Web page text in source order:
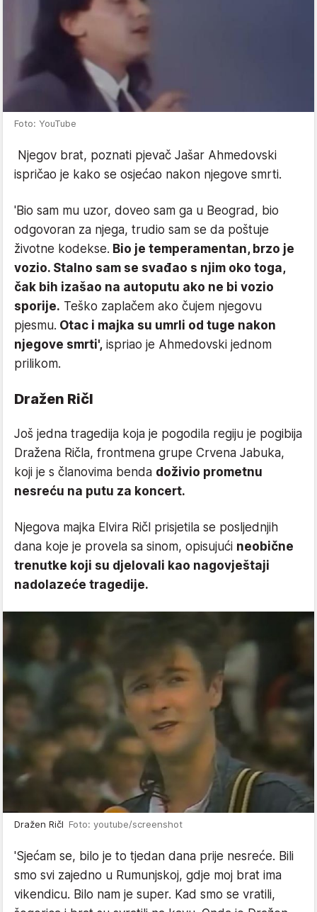
Foto: YouTube
Njegov brat, poznati pjevač Jašar Ahmedovski
ispričao je kako se osjećao nakon njegove smrti.
'Bio sam mu uzor, doveo sam ga u Beograd, bio
odgovoran za njega, trudio sam se da poštuje
životne kodekse. Bio je temperamentan, brzo je
vozio. Stalno sam se svađao s njim oko toga,
čak bih izašao na autoputu ako ne bi vozio
sporije. Teško zaplačem ako čujem njegovu
pjesmu. Otac i majka su umrli od tuge nakon
njegove smrti', ispriao je Ahmedovski jednom
prilikom.
Dražen Ričl
Još jedna tragedija koja je pogodila regiju je pogibija
Dražena Ričla, frontmena grupe Crvena Jabuka,
koji je s članovima benda doživio prometnu
nesreću na putu za koncert.
Njegova majka Elvira Ričl prisjetila se posljednjih
dana koje je provela sa sinom, opisujući neobične
trenutke koji su djelovali kao nagovještaji
nadolazeće tragedije.
Dražen Ričl Foto: youtube/screenshot
'Sjećam se, bilo je to tjedan dana prije nesreće. Bili
smo svi zajedno u Rumunjskoj, gdje moj brat ima
vikendicu. Bilo nam je super. Kad smo se vratili,